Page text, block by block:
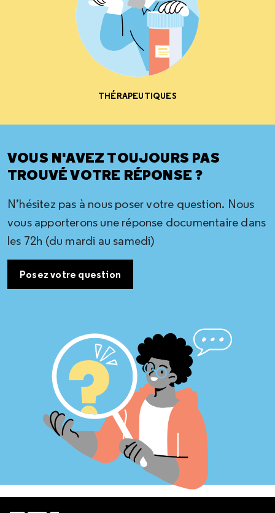
THÉRAPEUTIQUES
VOUS N'AVEZ TOUJOURS PAS
TROUVÉ VOTRE RÉPONSE ?
N’hésitez pas à nous poser votre question. Nous
vous apporterons une réponse documentaire dans
les 72h (du mardi au samedi)
Posez votre question